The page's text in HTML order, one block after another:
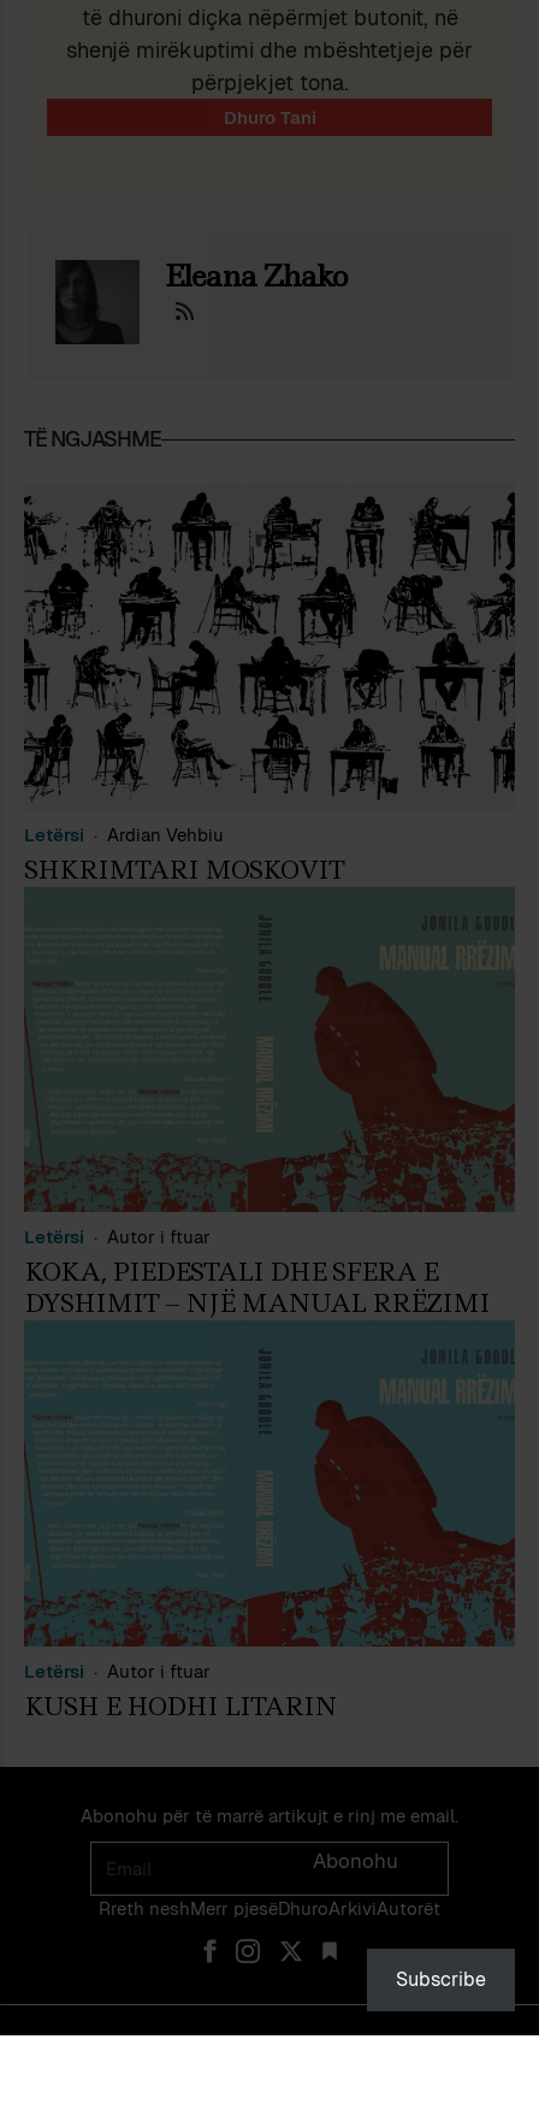
të dhuroni diçka nëpërmjet butonit, në
shenjë mirëkuptimi dhe mbështetjeje për
përpjekjet tona.
Eleana Zhako
TË NGJASHME
Letërsi Ardian Vehbiu
SHKRIMTARI MOSKOVIT
Letërsi Autor i ftuar
KOKA, PIEDESTALI DHE SFERA E
DYSHIMIT – NJË MANUAL RRËZIMI
Letërsi Autor i ftuar
KUSH E HODHI LITARIN
Abonohu për të marrë artikujt e rinj me email.
Email
Abonohu
Rreth neshMerr pjes​​ë​DhuroArkiviAutorët
Subscribe